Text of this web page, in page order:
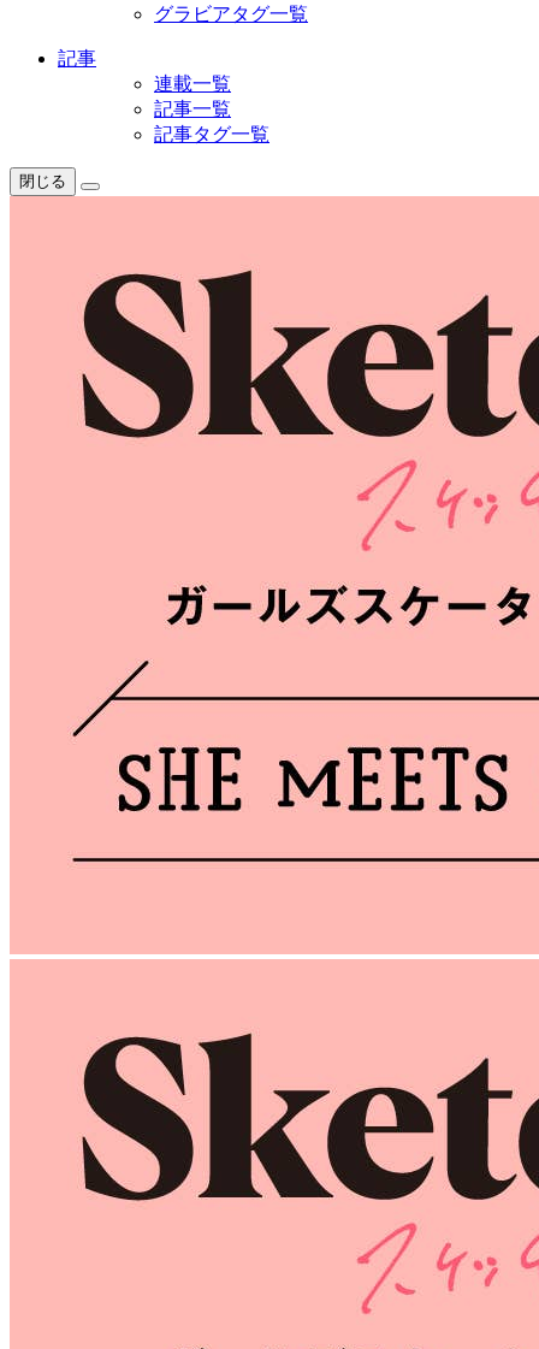
グラビアタグ一覧
記事
連載一覧
記事一覧
記事タグ一覧
閉じる